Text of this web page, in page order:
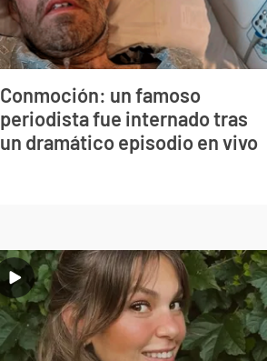
Conmoción: un famoso
periodista fue internado tras
un dramático episodio en vivo